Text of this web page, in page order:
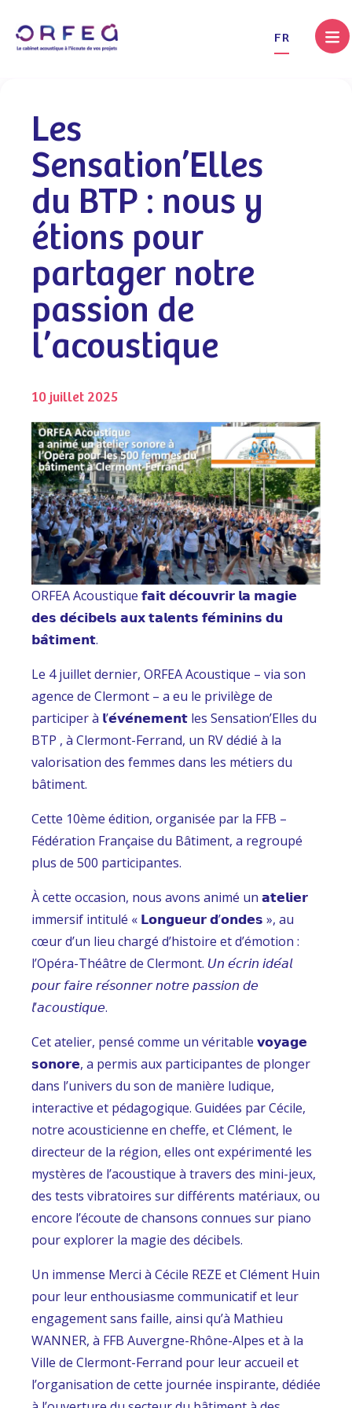
FR
Les
Sensation’Elles
du BTP : nous y
étions pour
partager notre
passion de
l’acoustique
10 juillet 2025
ORFEA Acoustique 𝗳𝗮𝗶𝘁 𝗱𝗲́𝗰𝗼𝘂𝘃𝗿𝗶𝗿 𝗹𝗮 𝗺𝗮𝗴𝗶𝗲
𝗱𝗲𝘀 𝗱𝗲́𝗰𝗶𝗯𝗲𝗹𝘀 𝗮𝘂𝘅 𝘁𝗮𝗹𝗲𝗻𝘁𝘀 𝗳𝗲́𝗺𝗶𝗻𝗶𝗻𝘀 𝗱𝘂
𝗯𝗮̂𝘁𝗶𝗺𝗲𝗻𝘁.
Le 4 juillet dernier, ORFEA Acoustique – via son
agence de Clermont – a eu le privilège de
participer à 𝗹’𝗲́𝘃𝗲́𝗻𝗲𝗺𝗲𝗻𝘁 les Sensation’Elles du
BTP , à Clermont-Ferrand, un RV dédié à la
valorisation des femmes dans les métiers du
bâtiment.
Cette 10ème édition, organisée par la FFB –
Fédération Française du Bâtiment, a regroupé
plus de 500 participantes.
À cette occasion, nous avons animé un 𝗮𝘁𝗲𝗹𝗶𝗲𝗿
immersif intitulé « 𝗟𝗼𝗻𝗴𝘂𝗲𝘂𝗿 𝗱’𝗼𝗻𝗱𝗲𝘀 », au
cœur d’un lieu chargé d’histoire et d’émotion :
l’Opéra-Théâtre de Clermont. 𝘜𝘯 𝘦́𝘤𝘳𝘪𝘯 𝘪𝘥𝘦́𝘢𝘭
𝘱𝘰𝘶𝘳 𝘧𝘢𝘪𝘳𝘦 𝘳𝘦́𝘴𝘰𝘯𝘯𝘦𝘳 𝘯𝘰𝘵𝘳𝘦 𝘱𝘢𝘴𝘴𝘪𝘰𝘯 𝘥𝘦
𝘭’𝘢𝘤𝘰𝘶𝘴𝘵𝘪𝘲𝘶𝘦.
Cet atelier, pensé comme un véritable 𝘃𝗼𝘆𝗮𝗴𝗲
𝘀𝗼𝗻𝗼𝗿𝗲, a permis aux participantes de plonger
dans l’univers du son de manière ludique,
interactive et pédagogique. Guidées par Cécile,
notre acousticienne en cheffe, et Clément, le
directeur de la région, elles ont expérimenté les
mystères de l’acoustique à travers des mini-jeux,
des tests vibratoires sur différents matériaux, ou
encore l’écoute de chansons connues sur piano
pour explorer la magie des décibels.
Un immense Merci à Cécile REZE et Clément Huin
pour leur enthousiasme communicatif et leur
engagement sans faille, ainsi qu’à Mathieu
WANNER, à FFB Auvergne-Rhône-Alpes et à la
Ville de Clermont-Ferrand pour leur accueil et
l’organisation de cette journée inspirante, dédiée